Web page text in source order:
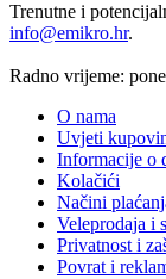
Trenutne i
info@emikro.hr.
Radno vrijeme:
O nama
Uvjeti
Informacije o
Kolačići
Načini
Veleprodaja i
Privatnost i
Povrat i